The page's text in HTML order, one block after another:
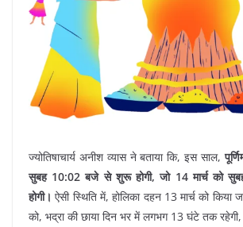
ज्योतिषाचार्य अनीश व्यास ने बताया कि, इस साल,
सुबह 10:02 बजे से शुरू होगी, जो 14 मार्च को
होगी। ऐसी स्थिति में, होलिका दहन 13 मार्च को किया
को, भद्रा की छाया दिन भर में लगभग 13 घंटे तक